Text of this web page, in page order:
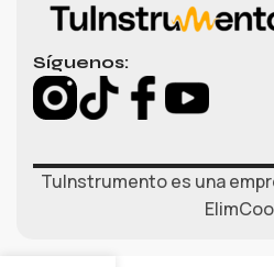
Síguenos:
TuInstrumento es una